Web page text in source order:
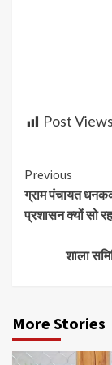
Post
Continue
Reading
Previous
ग्राम पंचायत
प्रशासन क्यों सो
शाला
More Stories